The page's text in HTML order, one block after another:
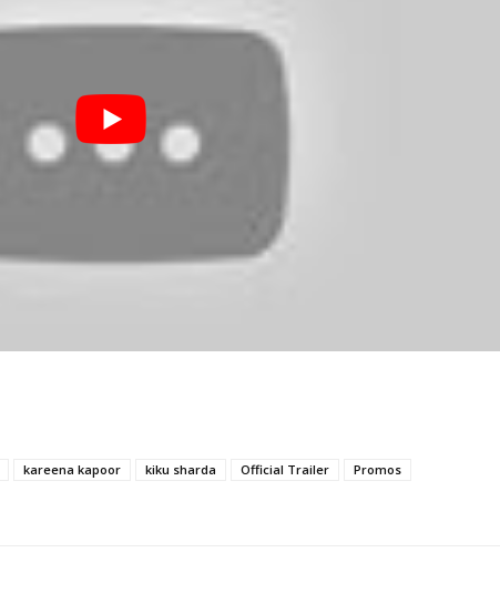
kareena kapoor kiku sharda Official Trailer
Promos